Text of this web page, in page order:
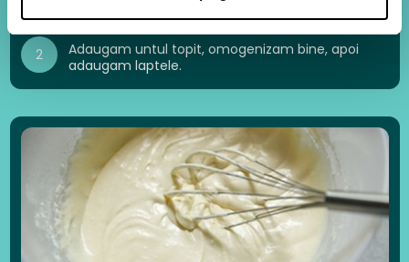
2
Adaugam untul topit, omogenizam bine, apoi
adaugam laptele.